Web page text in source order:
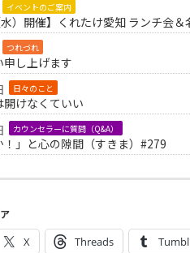
イベントのご案内
水）開催】くれたけ愛知 ランチ会
つれづれ
し上げます
日々のこと
けなくていい
カウンセラーに質問（Q&A）
！」と心の隙間（すきま）#279
X Threads